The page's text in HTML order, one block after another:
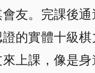
友。 完課後
的實體十級
上課， 像是